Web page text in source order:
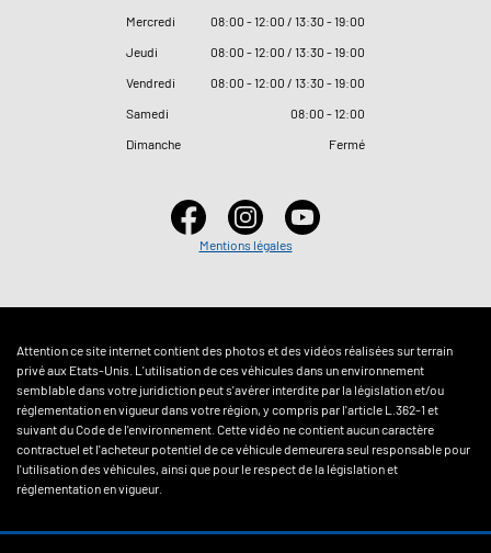
Mercredi
08:00 - 12:00 / 13:30 - 19:00
Jeudi
08:00 - 12:00 / 13:30 - 19:00
Vendredi
08:00 - 12:00 / 13:30 - 19:00
Samedi
08:00 - 12:00
Dimanche
Fermé
Mentions légales
Attention ce site internet contient des photos et des vidéos réalisées sur terrain
privé aux Etats-Unis. L'utilisation de ces véhicules dans un environnement
semblable dans votre juridiction peut s'avérer interdite par la législation et/ou
réglementation en vigueur dans votre région, y compris par l'article L.362-1 et
suivant du Code de l'environnement. Cette vidéo ne contient aucun caractère
contractuel et l'acheteur potentiel de ce véhicule demeurera seul responsable pour
l'utilisation des véhicules, ainsi que pour le respect de la législation et
réglementation en vigueur.